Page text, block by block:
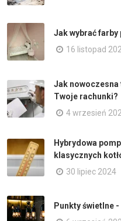
Jak wybrać
16 listopad
Jak
Twoje rachunki?
4 wrzesień
Hybrydowa
klasycznych
30 lipiec 2024
Punkty świetlne